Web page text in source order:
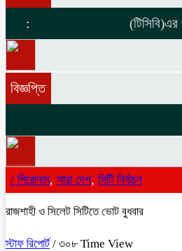
: (টিসিবি)এর
বিজ্ঞপ্তি
/ শিরোনাম, সারা দেশ, সিটি নির্বাচন
রাজশাহী ও সিলেট সিটিতে ভোট বুধবার
স্টাফ রিপোর্ট / ৩০৮ Time View